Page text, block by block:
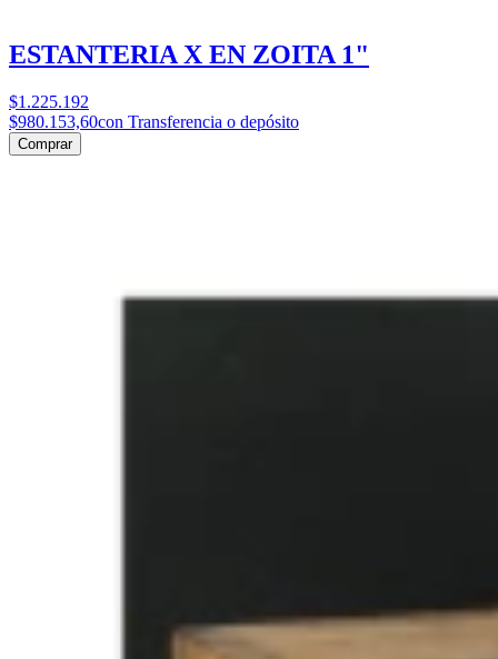
ESTANTERIA X EN ZOITA 1"
$1.225.192
$980.153,60con Transferencia o depósito
Comprar